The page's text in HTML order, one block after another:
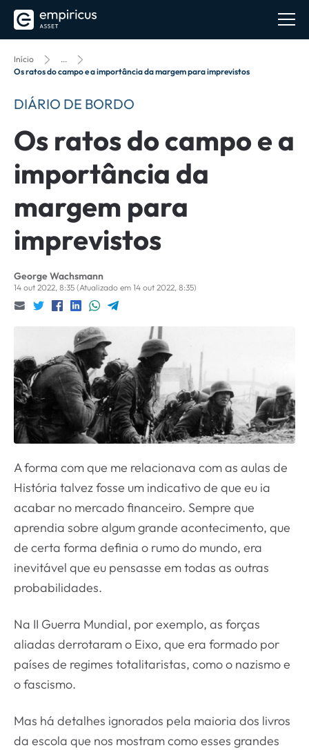
Início
...
Os ratos do campo e a importância da margem para imprevistos
DIÁRIO DE BORDO
Os ratos do campo e a
importância da
margem para
imprevistos
George Wachsmann
14 out 2022, 8:35 (Atualizado em 14 out 2022, 8:35)
A forma com que me relacionava com as aulas de
História talvez fosse um indicativo de que eu ia
acabar no mercado financeiro. Sempre que
aprendia sobre algum grande acontecimento, que
de certa forma definia o rumo do mundo, era
inevitável que eu pensasse em todas as outras
probabilidades.
Na II Guerra Mundial, por exemplo, as forças
aliadas derrotaram o Eixo, que era formado por
países de regimes totalitaristas, como o nazismo e
o fascismo.
Mas há detalhes ignorados pela maioria dos livros
da escola que nos mostram como esses grandes